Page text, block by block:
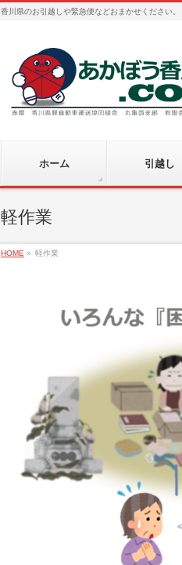
香川県のお引越しや緊急便などおまかせください。
ホーム 引越し
軽作業
HOME » 軽作業